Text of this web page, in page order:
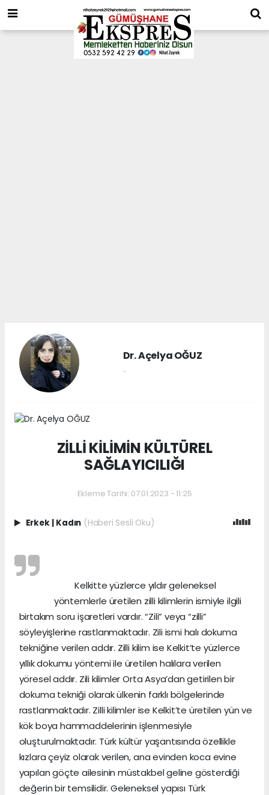
Dr. Açelya OĞUZ
..
ZİLLİ KİLİMİN KÜLTÜREL
SAĞLAYICILIĞI
Ekleme Tarihi: 07.01.2023 - 11:25
Erkek | Kadın (Haberi Sesli Oku)
Kelkitte yüzlerce yıldır geleneksel
yöntemlerle üretilen zilli kilimlerin ismiyle ilgili
birtakım soru işaretleri vardır. “Zili” veya “zilli”
söyleyişlerine rastlanmaktadır. Zili ismi halı dokuma
tekniğine verilen addır. Zilli kilim ise Kelkit’te yüzlerce
yıllık dokumu yöntemi ile üretilen halılara verilen
yöresel addır. Zili kilimler Orta Asya’dan getirilen bir
dokuma tekniği olarak ülkenin farklı bölgelerinde
rastlanmaktadır. Zilli kilimler ise Kelkit’te üretilen yün ve
kök boya hammaddelerinin işlenmesiyle
oluşturulmaktadır. Türk kültür yaşantısında özellikle
kızlara çeyiz olarak verilen, ana evinden koca evine
yapılan göçte ailesinin müstakbel geline gösterdiği
değerin bir temsilidir. Geleneksel yapısı Türk